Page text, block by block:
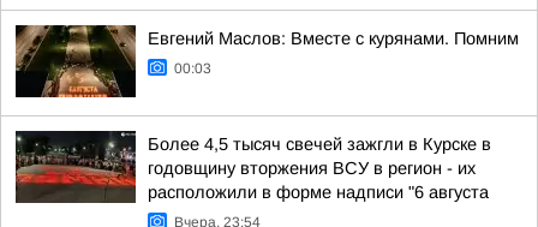
Евгений Маслов: Вместе с курянами. Помним
00:03
Более 4,5 тысяч свечей зажгли в Курске в
годовщину вторжения ВСУ в регион - их
расположили в форме надписи "6 августа
Вчера, 23:54